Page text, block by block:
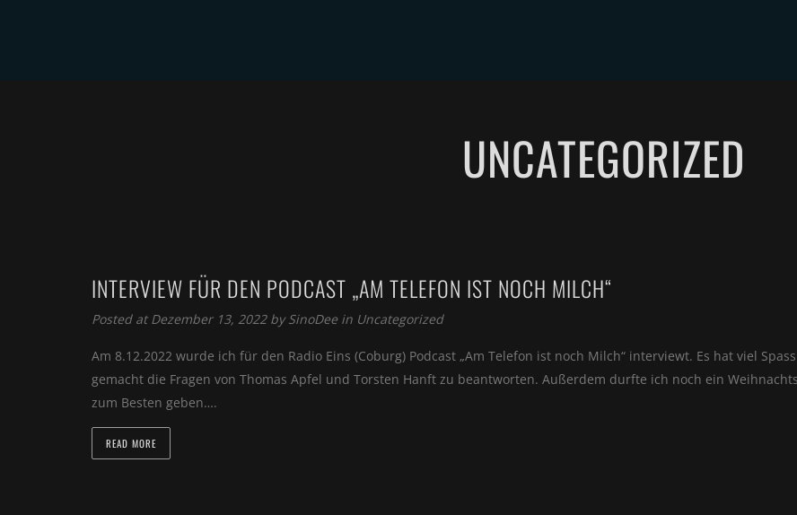
UNCATEGORIZED
INTERVIEW FÜR DEN PODCAST „AM TELEFON IST NOCH MILCH“
Posted at Dezember 13, 2022 bySinoDee in Uncategorized
Am 8.12.2022 wurde ich für den Radio Eins (Coburg) Podcast „Am Telefon ist noch Milch“ interviewt. Es hat viel Spass
gemacht die Fragen von Thomas Apfel und Torsten Hanft zu beantworten. Außerdem durfte ich noch ein
zum Besten geben….
READ MORE